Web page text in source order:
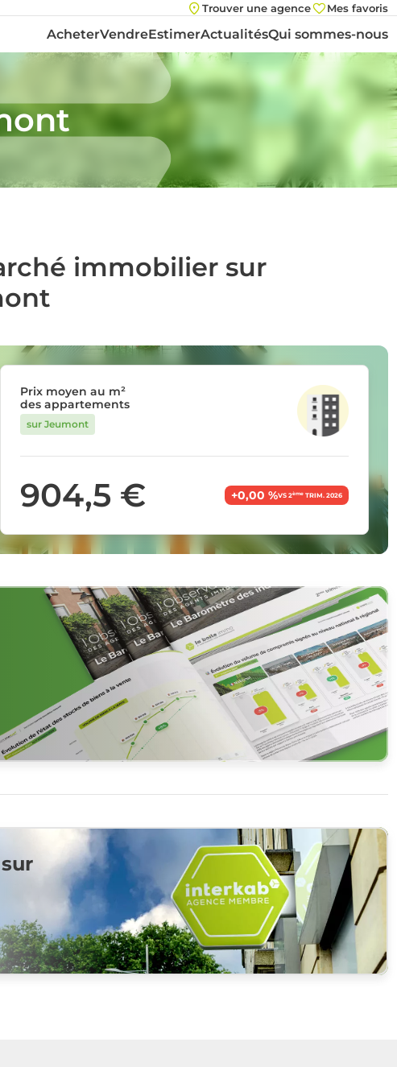
Trouver une agence Mes favoris
AcheterVendreEstimerActualitésQui sommes-nous
immobilier sur
Prix moyen au m²
des appartements
sur Jeumont
904,5 € +0,00 %VS 2èmeTRIM. 2026